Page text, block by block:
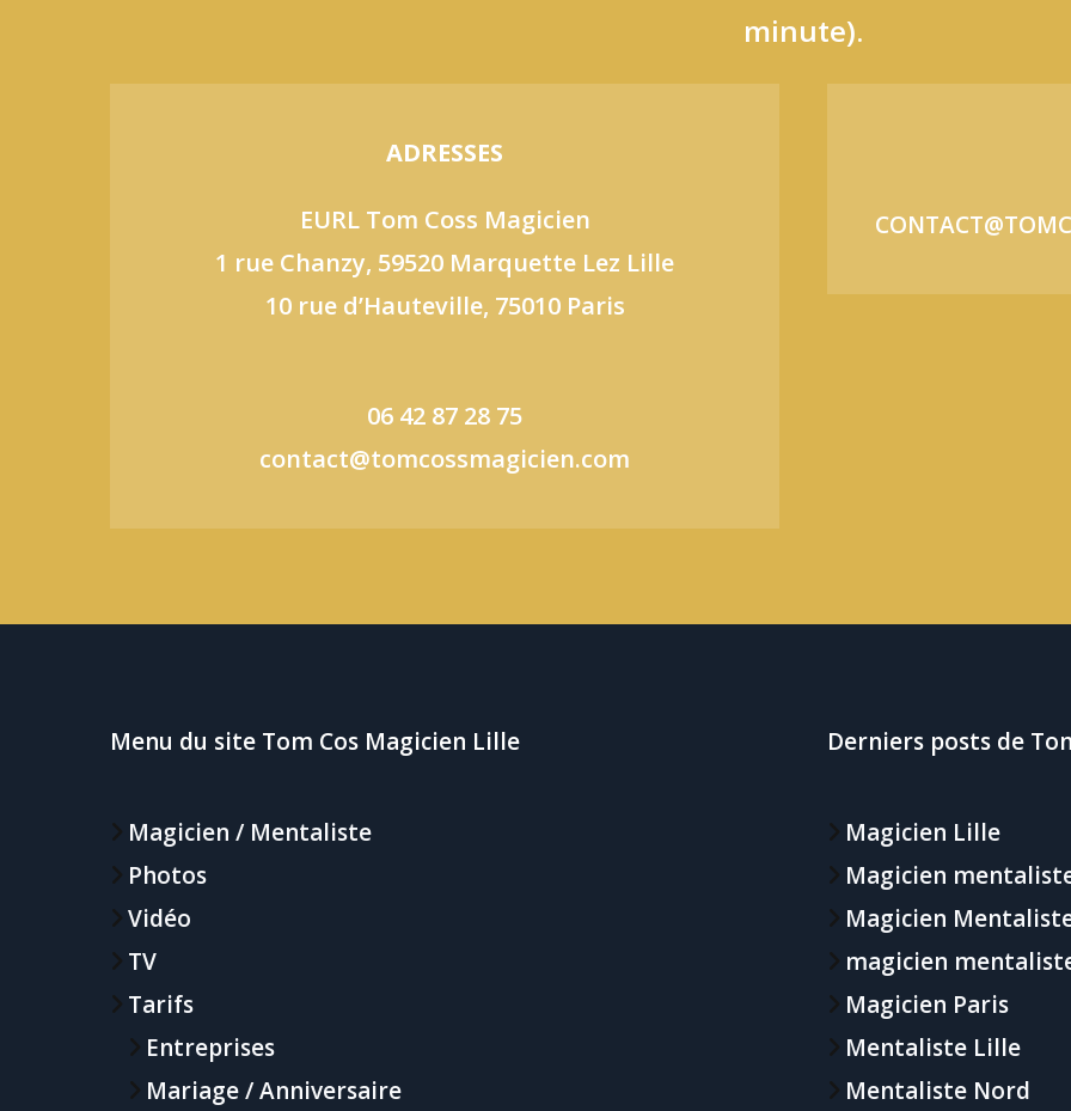
minute).
ADRESSES
EURL Tom Coss Magicien
1 rue Chanzy, 59520 Marquette Lez Lille
10 rue d’Hauteville, 75010 Paris
06 42 87 28 75
contact@tomcossmagicien.com
Menu du site Tom Cos Magicien Lille
Magicien / Mentaliste
Photos
Vidéo
TV
Tarifs
Entreprises
Mariage / Anniversaire
Derniers posts de
Magicien Lille
Magicien
Magicien
magicien
Magicien Paris
Mentaliste Lille
Mentaliste Nord